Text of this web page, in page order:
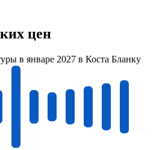
цен
в январе 2027 в Коста Бланку